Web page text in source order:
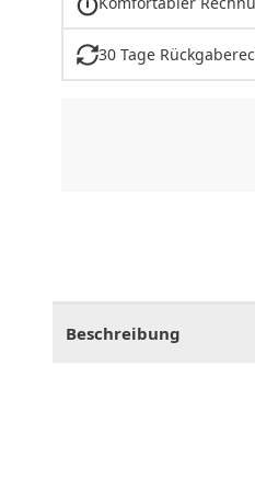
30 Tage
Beschreibung